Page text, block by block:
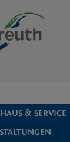
& SERVICE